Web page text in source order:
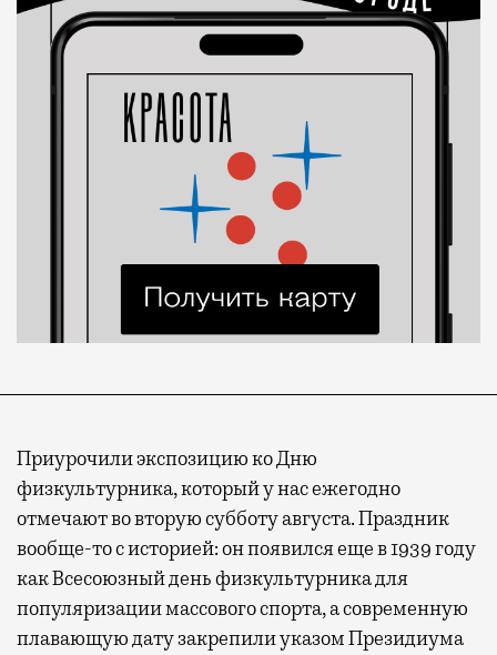
Приурочили экспозицию ко Дню
физкультурника, который у нас ежегодно
отмечают во вторую субботу августа. Праздник
вообще-то с историей: он появился еще в 1939 году
как Всесоюзный день физкультурника для
популяризации массового спорта, а современную
плавающую дату закрепили указом Президиума